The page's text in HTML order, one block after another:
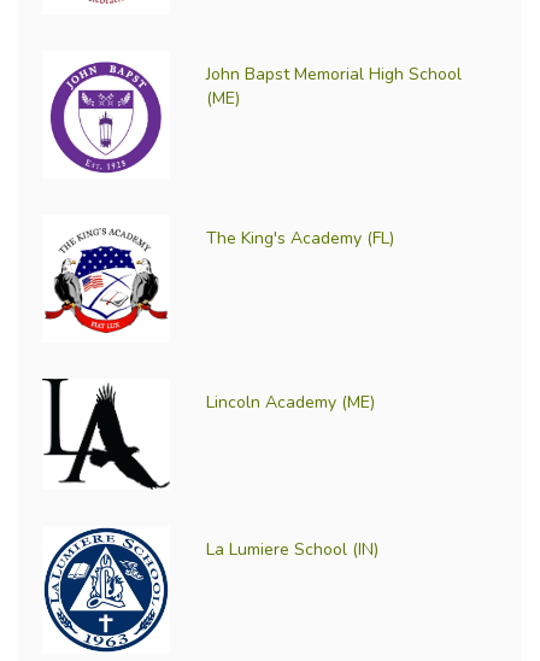
John Bapst Memorial High School
(ME)
The King's Academy (FL)
Lincoln Academy (ME)
La Lumiere School (IN)